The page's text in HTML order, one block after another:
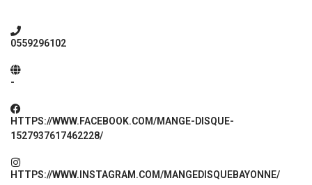
0559296102
-
HTTPS://WWW.FACEBOOK.COM/MANGE-DISQUE-
1527937617462228/
HTTPS://WWW.INSTAGRAM.COM/MANGEDISQUEBAYONNE/